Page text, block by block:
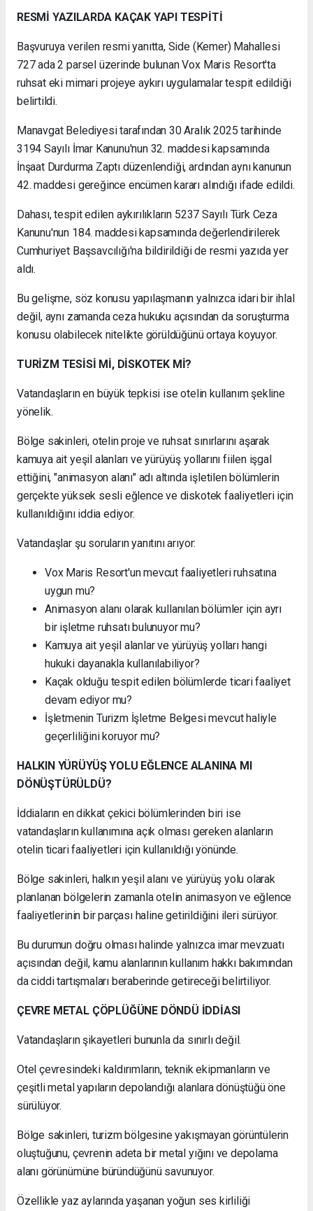
RESMİ YAZILARDA KAÇAK YAPI TESPİTİ
Başvuruya verilen resmi yanıtta, Side (Kemer) Mahallesi
727 ada 2 parsel üzerinde bulunan Vox Maris Resort'ta
ruhsat eki mimari projeye aykırı uygulamalar tespit edildiği
belirtildi.
Manavgat Belediyesi tarafından 30 Aralık 2025 tarihinde
3194 Sayılı İmar Kanunu'nun 32. maddesi kapsamında
İnşaat Durdurma Zaptı düzenlendiği, ardından aynı kanunun
42. maddesi gereğince encümen kararı alındığı ifade edildi.
Dahası, tespit edilen aykırılıkların 5237 Sayılı Türk Ceza
Kanunu'nun 184. maddesi kapsamında değerlendirilerek
Cumhuriyet Başsavcılığı'na bildirildiği de resmi yazıda yer
aldı.
Bu gelişme, söz konusu yapılaşmanın yalnızca idari bir ihlal
değil, aynı zamanda ceza hukuku açısından da soruşturma
konusu olabilecek nitelikte görüldüğünü ortaya koyuyor.
TURİZM TESİSİ Mİ, DİSKOTEK Mİ?
Vatandaşların en büyük tepkisi ise otelin kullanım şekline
yönelik.
Bölge sakinleri, otelin proje ve ruhsat sınırlarını aşarak
kamuya ait yeşil alanları ve yürüyüş yollarını fiilen işgal
ettiğini, "animasyon alanı" adı altında işletilen bölümlerin
gerçekte yüksek sesli eğlence ve diskotek faaliyetleri için
kullanıldığını iddia ediyor.
Vatandaşlar şu soruların yanıtını arıyor:
Vox Maris Resort'un mevcut faaliyetleri ruhsatına
uygun mu?
Animasyon alanı olarak kullanılan bölümler için ayrı
bir işletme ruhsatı bulunuyor mu?
Kamuya ait yeşil alanlar ve yürüyüş yolları hangi
hukuki dayanakla kullanılabiliyor?
Kaçak olduğu tespit edilen bölümlerde ticari faaliyet
devam ediyor mu?
İşletmenin Turizm İşletme Belgesi mevcut haliyle
geçerliliğini koruyor mu?
HALKIN YÜRÜYÜŞ YOLU EĞLENCE ALANINA MI
DÖNÜŞTÜRÜLDÜ?
İddiaların en dikkat çekici bölümlerinden biri ise
vatandaşların kullanımına açık olması gereken alanların
otelin ticari faaliyetleri için kullanıldığı yönünde.
Bölge sakinleri, halkın yeşil alanı ve yürüyüş yolu olarak
planlanan bölgelerin zamanla otelin animasyon ve eğlence
faaliyetlerinin bir parçası haline getirildiğini ileri sürüyor.
Bu durumun doğru olması halinde yalnızca imar mevzuatı
açısından değil, kamu alanlarının kullanım hakkı bakımından
da ciddi tartışmaları beraberinde getireceği belirtiliyor.
ÇEVRE METAL ÇÖPLÜĞÜNE DÖNDÜ İDDİASI
Vatandaşların şikayetleri bununla da sınırlı değil.
Otel çevresindeki kaldırımların, teknik ekipmanların ve
çeşitli metal yapıların depolandığı alanlara dönüştüğü öne
sürülüyor.
Bölge sakinleri, turizm bölgesine yakışmayan görüntülerin
oluştuğunu, çevrenin adeta bir metal yığını ve depolama
alanı görünümüne büründüğünü savunuyor.
Özellikle yaz aylarında yaşanan yoğun ses kirliliği